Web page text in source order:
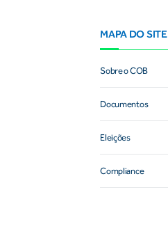
MAPA DO SITE
Sobre o COB
Documentos
Eleições
Compliance